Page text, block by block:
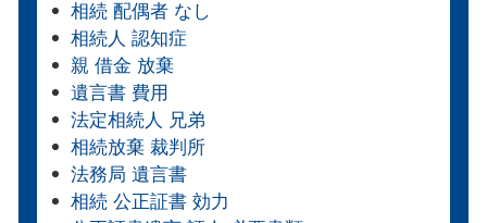
相続 配偶者 なし
相続人 認知症
親 借金 放棄
遺言書 費用
法定相続人 兄弟
相続放棄 裁判所
法務局 遺言書
相続 公正証書 効力